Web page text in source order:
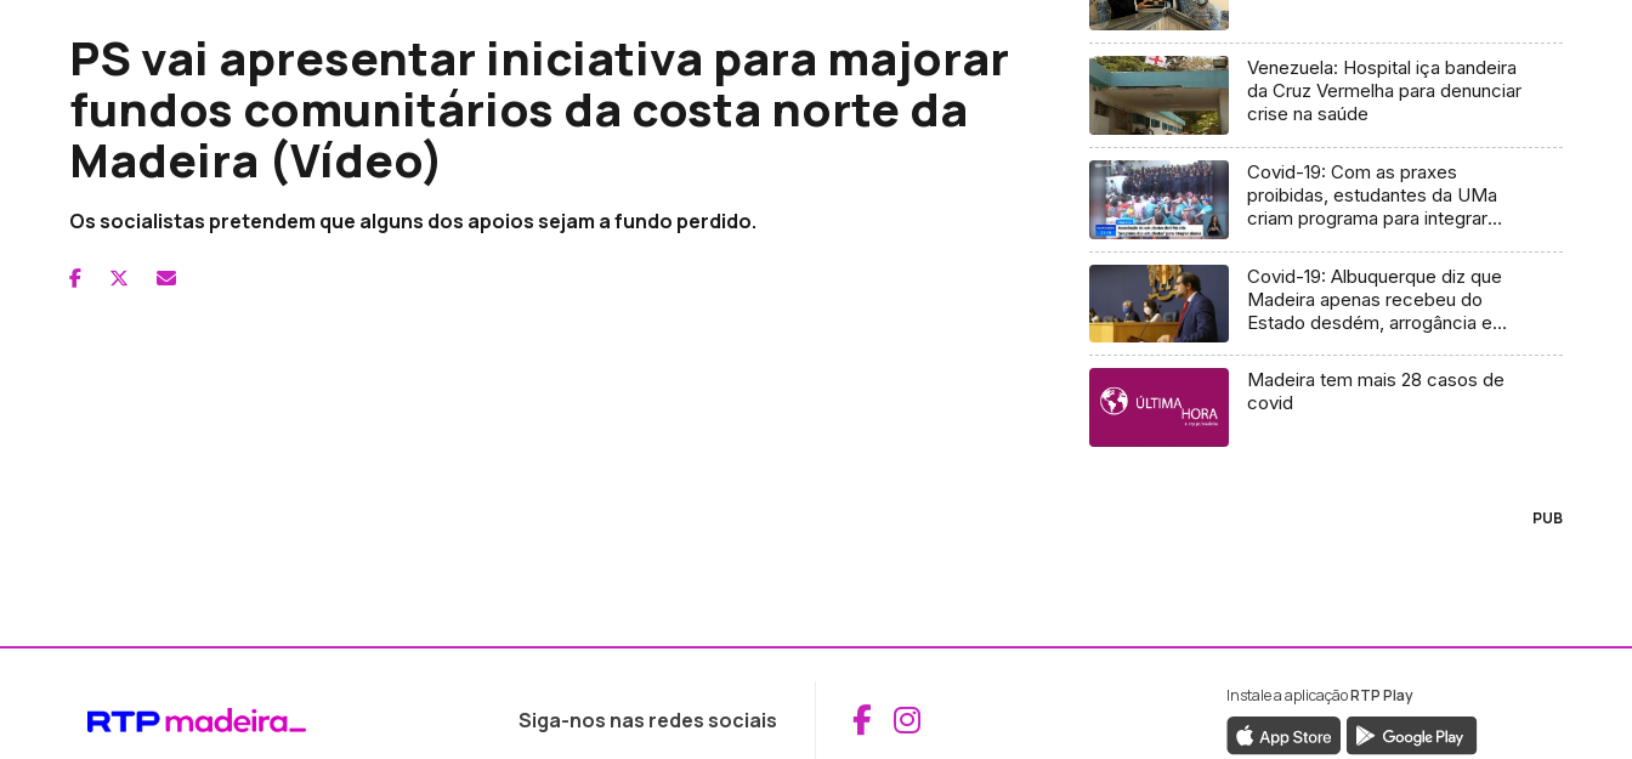
PS vai apresentar iniciativa para majorar
fundos comunitários da costa norte da
Madeira (Vídeo)
Os socialistas pretendem que alguns dos apoios sejam a fundo perdido.
Venezuela: Hospital iça bandeira
da Cruz Vermelha para denunciar
crise na saúde
Covid-19: Com as praxes
proibidas, estudantes da UMa
criam programa para integrar
Covid-19: Albuquerque diz que
Madeira apenas recebeu do
Estado desdém, arrogância e
Madeira tem mais 28 casos de
covid
PUB
Siga-nos nas redes sociais Aceder ao Facebook da RTP Madeira
Aceder ao Instagram da RTP Madeira
Instale a aplicaçãoRTP Play